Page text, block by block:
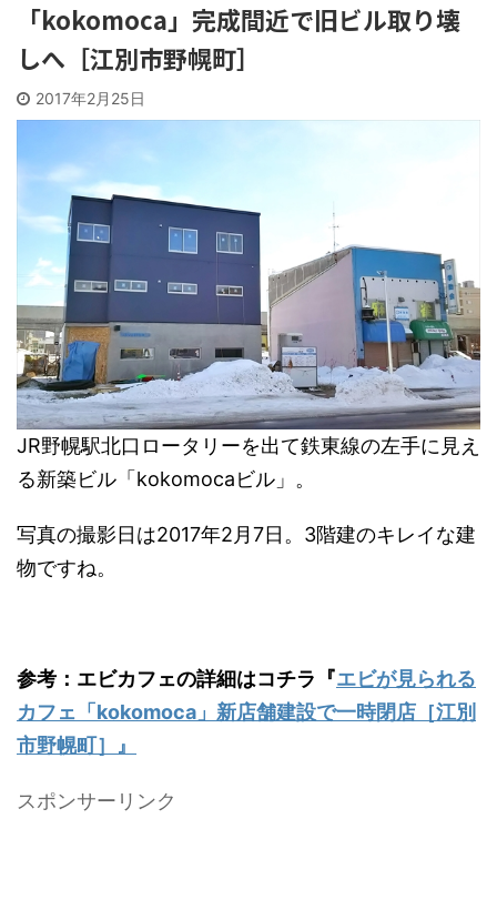
「kokomoca」完成間近で旧ビル取り壊
しへ［江別市野幌町］
2017年2月25日
JR野幌駅北口ロータリーを出て鉄東線の左手に見え
る新築ビル「kokomocaビル」。
写真の撮影日は2017年2月7日。3階建のキレイな建
物ですね。
参考：エビカフェの詳細はコチラ『エビが見られる
カフェ「kokomoca」新店舗建設で一時閉店［江別
市野幌町］』
スポンサーリンク